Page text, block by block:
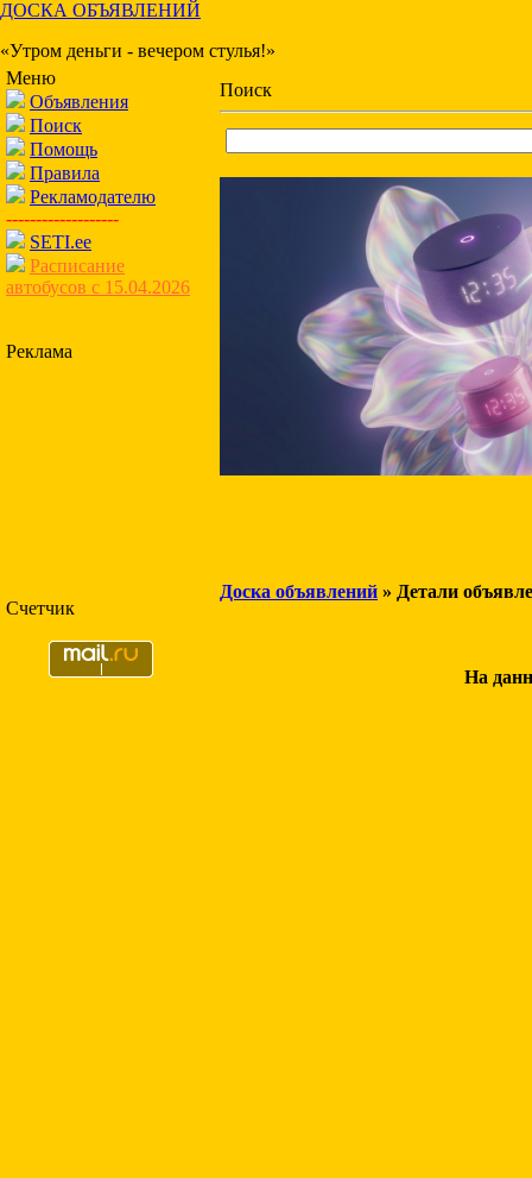
ДОСКА ОБЪЯВЛЕНИЙ
«Утром деньги - вечером стулья!»
Меню
Объявления
Поиск
Помощь
Правила
Рекламодателю
-------------------
SETI.ee
Расписание
автобусов с 15.04.2026
Реклама
Счетчик
Поиск
Доска объявлений » Детали
На